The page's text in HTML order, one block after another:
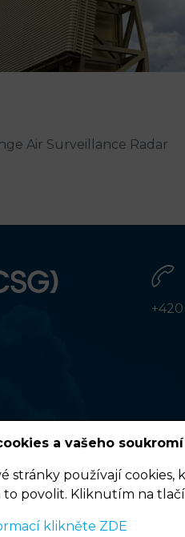
Air Surveillance Radar
s.r.o. | eclair&ponovu
a vašeho soukromí
stránky používají cookies,
povolit. Kliknutím na
klikněte ZDE